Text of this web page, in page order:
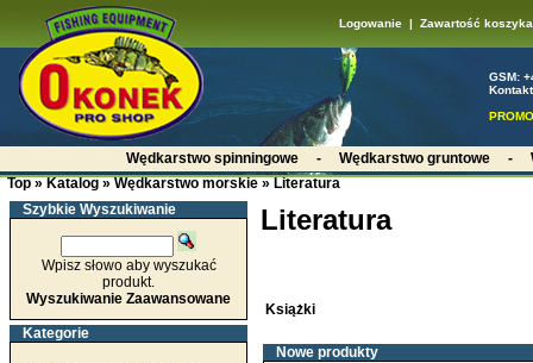
Logowanie| Zawartość koszyka
GSM:
Wędkarstwo spinningowe - Wędkarstwo gruntowe -
Top » Katalog » Wędkarstwo morskie » Literatura
Szybkie Wyszukiwanie
Wpisz słowo aby wyszukać
produkt.
Wyszukiwanie Zaawansowane
Kategorie
Literatura
Książki
Nowe produkty